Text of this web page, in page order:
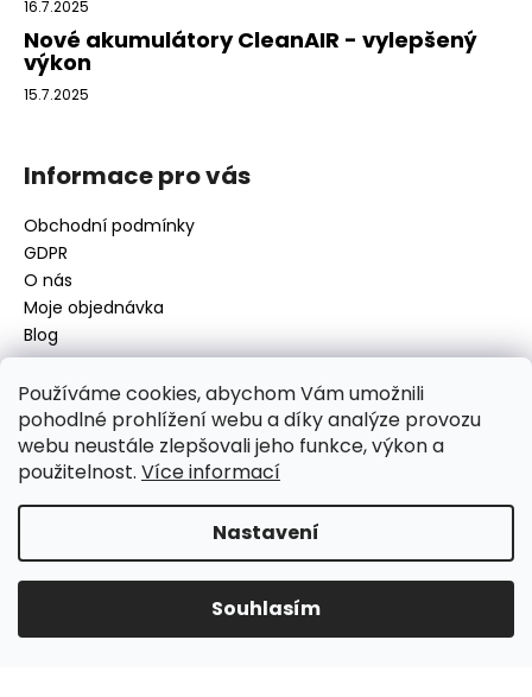
Používáme cookies, abychom Vám umožnili
pohodlné prohlížení webu a díky analýze provozu
webu neustále zlepšovali jeho funkce, výkon a
použitelnost. Více informací
Nastavení
Souhlasím
16.7.2025
Nové akumulátory CleanAIR - vylepšený
výkon
15.7.2025
Informace pro vás
Obchodní podmínky
GDPR
O nás
Moje objednávka
Blog
Kontakt
disamsafety@disamsafety.cz
596 624 947
Sledujte nás na Facebooku